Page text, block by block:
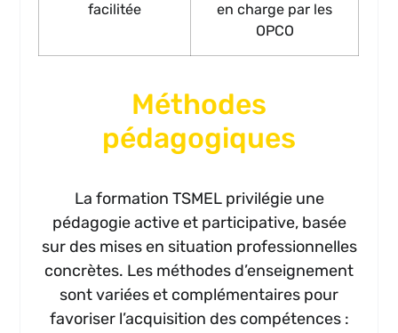
facilitée
en charge par les
OPCO
Méthodes
pédagogiques
La formation TSMEL privilégie une
pédagogie active et participative, basée
sur des mises en situation professionnelles
concrètes. Les méthodes d’enseignement
sont variées et complémentaires pour
favoriser l’acquisition des compétences :